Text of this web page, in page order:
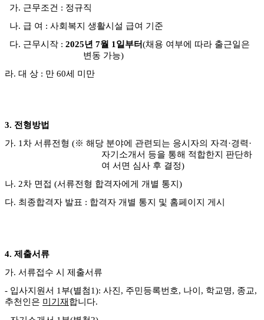
가. 근무조건 : 정규직
나. 급 여 : 사회복지 생활시설 급여 기준
다. 근무시작 : 2025년 7월 1 일부터(채용 여부에 따라 출근일은
변동 가능)
라. 대 상 : 만 60세 미만
3. 전형방법
가. 1차 서류전형 (※ 해당 분야에 관련되는 응시자의 자격·경력·
자기소개서 등을 통해 적합한지 판단하
여 서면 심사 후 결정)
나. 2차 면접 (서류전형 합격자에게 개별 통지 )
다. 최종합격자 발표 : 합격자 개별 통지 및 홈페이지 게시
4. 제출서류
가. 서류접수 시 제출서류
- 입사지원서 1 부(별첨1): 사진 , 주민등록번호, 나이 , 학교명, 종교,
추천인은 미기재 합니다.